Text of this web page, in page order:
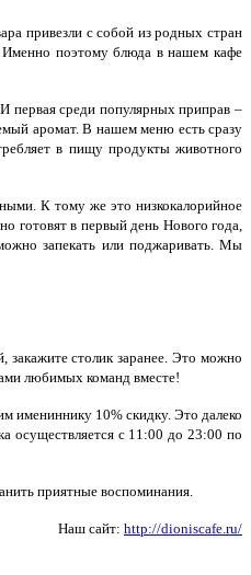
привезли с собой из родных стран
Именно поэтому блюда в нашем кафе
первая среди популярных приправ –
аромат. В нашем меню есть сразу
в пищу продукты животного
К тому же это низкокалорийное
готовят в первый день Нового года,
запекать или поджаривать. Мы
столик заранее. Это можно
любимых команд вместе!
имениннику 10% скидку. Это далеко
осуществляется с 11:00 до 23:00 по
приятные воспоминания.
Наш сайт: http://dioniscafe.ru/